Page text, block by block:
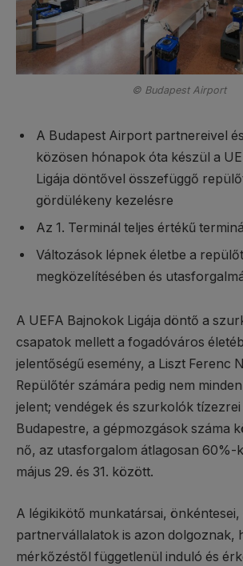
© Budapest Airport
A Budapest Airport partnereivel
közösen hónapok óta készül a
Ligája döntővel összefüggő
gördülékeny kezelésre
Az 1. Terminál teljes értékű
Változások lépnek életbe a
megközelítésében és
A UEFA Bajnokok Ligája döntő a
csapatok mellett a fogadóváros
jelentőségű esemény, a Liszt Ferenc
Repülőtér számára pedig nem
jelent; vendégek és szurkolók
Budapestre, a gépmozgások száma
nő, az utasforgalom átlagosan 60%-
május 29. és 31. között.
A légikikötő munkatársai, önkéntesei,
partnervállalatok is azon dolgoznak,
mérkőzéstől függetlenül induló és